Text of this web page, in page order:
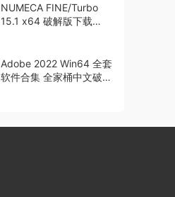
NUMECA FINE/Turbo
15.1 x64 破解版下载
Adobe 2022 Win64 全套
软件合集 全家桶中文破解